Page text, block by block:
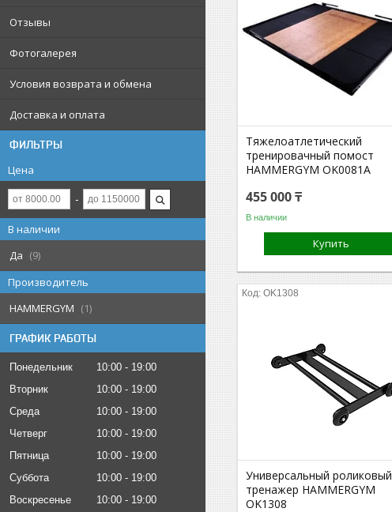
Отзывы
Фотогалерея
Условия возврата и обмена
Доставка и оплата
ФИЛЬТРЫ
Цена
В наличии
Да
9
Производитель
HAMMERGYM
1
ГРАФИК РАБОТЫ
Понедельник 10:00
19:00
Вторник
10:00
19:00
Среда
10:00
19:00
Четверг
10:00
19:00
Пятница
10:00
19:00
Суббота
10:00
19:00
Воскресенье
10:00 19:00
Тяжелоатлетический
тренировачный помост
HAMMERGYM OK0081A
455 000 ₸
В наличии
Купить
OK1308
Универсальный роликовый
тренажер HAMMERGYM
OK1308